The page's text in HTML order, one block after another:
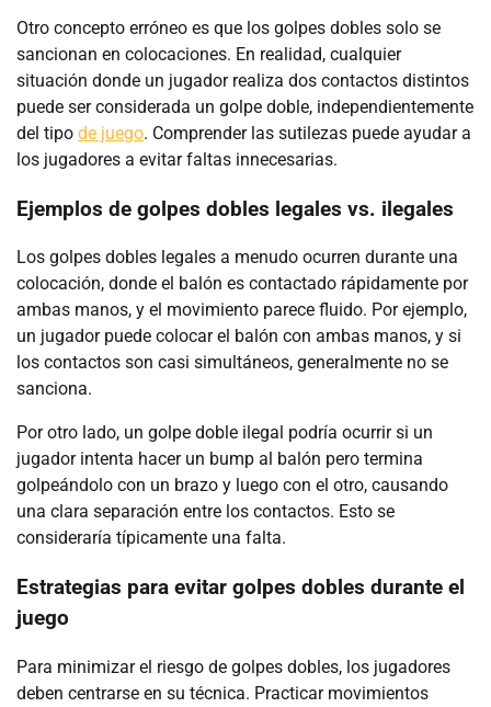
Otro concepto erróneo es que los golpes dobles solo se
sancionan en colocaciones. En realidad, cualquier
situación donde un jugador realiza dos contactos distintos
puede ser considerada un golpe doble, independientemente
del tipo de juego. Comprender las sutilezas puede ayudar a
los jugadores a evitar faltas innecesarias.
Ejemplos de golpes dobles legales vs. ilegales
Los golpes dobles legales a menudo ocurren durante una
colocación, donde el balón es contactado rápidamente por
ambas manos, y el movimiento parece fluido. Por ejemplo,
un jugador puede colocar el balón con ambas manos, y si
los contactos son casi simultáneos, generalmente no se
sanciona.
Por otro lado, un golpe doble ilegal podría ocurrir si un
jugador intenta hacer un bump al balón pero termina
golpeándolo con un brazo y luego con el otro, causando
una clara separación entre los contactos. Esto se
consideraría típicamente una falta.
Estrategias para evitar golpes dobles durante el
juego
Para minimizar el riesgo de golpes dobles, los jugadores
deben centrarse en su técnica. Practicar movimientos